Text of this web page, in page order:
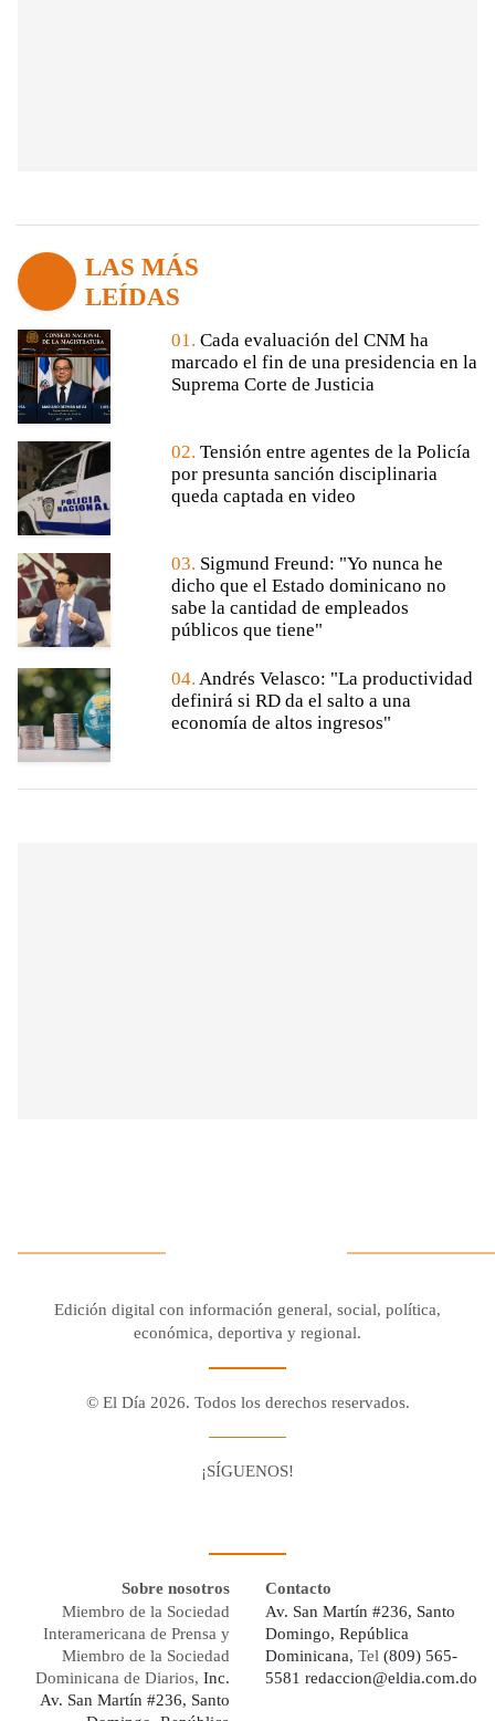
LAS MÁS
LEÍDAS
01. Cada evaluación del CNM ha
marcado el fin de una presidencia en la
Suprema Corte de Justicia
02. Tensión entre agentes de la Policía
por presunta sanción disciplinaria
queda captada en video
03. Sigmund Freund: "Yo nunca he
dicho que el Estado dominicano no
sabe la cantidad de empleados
públicos que tiene"
04. Andrés Velasco: "La productividad
definirá si RD da el salto a una
economía de altos ingresos"
Edición digital con información general, social, política,
económica, deportiva y regional.
© El Día 2026. Todos los derechos reservados.
¡SÍGUENOS!
Sobre nosotros
Miembro de la Sociedad
Interamericana de Prensa y
Miembro de la Sociedad
Dominicana de Diarios, Inc.
Av. San Martín #236, Santo
Contacto
Av. San Martín #236, Santo
Domingo, República
Dominicana, Tel (809) 565-
5581 redaccion@eldia.com.do